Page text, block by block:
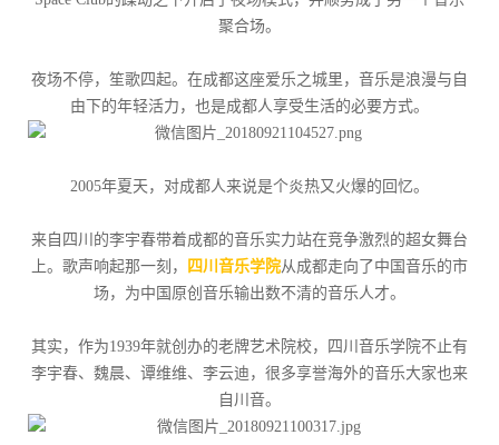
聚合场。
夜场不停，笙歌四起。在成都这座爱乐之城里，音乐是浪漫与自
由下的年轻活力，也是成都人享受生活的必要方式。
2005年夏天，对成都人来说是个炎热又火爆的回忆。
来自四川的李宇春带着成都的音乐实力站在竞争激烈的超女舞台
上。歌声响起那一刻，
四川音乐学院从成都走向了中国音乐的市
场，为中国原创音乐输出数不清的音乐人才。
其实，作为1939年就创办的老牌艺术院校，四川音乐学院不止有
李宇春、魏晨、谭维维、李云迪，很多享誉海外的音乐大家也来
自川音。